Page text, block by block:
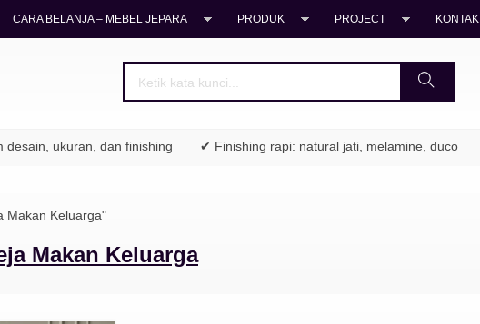
CARA BELANJA – MEBEL JEPARA PRODUK PROJECT KONTAK
ukuran, dan finishing ✔ Finishing rapi: natural jati, melamine, duco
Makan Keluarga"
Makan Keluarga